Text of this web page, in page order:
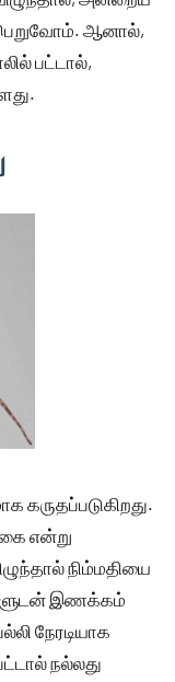
பெறுவோம். ஆனால்,
பட்டால்,
கருதப்படுகிறது.
என்று
நிம்மதியை
இணக்கம்
நேரடியாக
நல்லது